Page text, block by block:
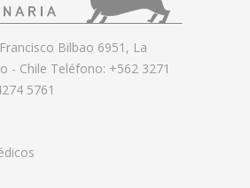
Bilbao 6951, La
- Chile Teléfono: +562 3271
5761